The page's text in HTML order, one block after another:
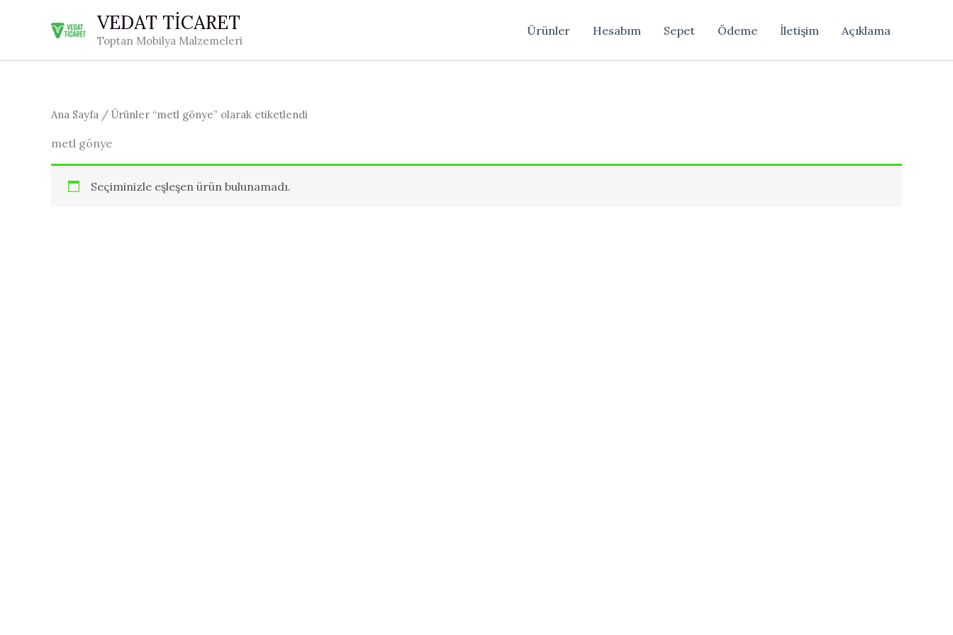
VEDAT TİCARET
Toptan Mobilya Malzemeleri
Ürünler Hesabım Sepet Ödeme İletişim Açıklama
Ana Sayfa / Ürünler “metl gönye” olarak etiketlendi
metl gönye
Seçiminizle eşleşen ürün bulunamadı.